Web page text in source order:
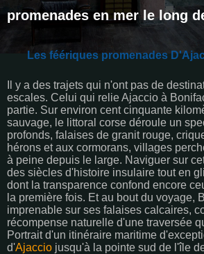
promenades en mer le long
Les féériques promenades
Il y a des trajets qui n'ont pas de
escales. Celui qui relie Ajaccio à
partie. Sur environ cent cinquante
sauvage, le littoral corse déroule un
profonds, falaises de granit rouge,
hérons et aux cormorans, villages
à peine depuis le large. Naviguer sur
des siècles d'histoire insulaire tout en
dont la transparence confond encore
la première fois. Et au bout du voyage,
imprenable sur ses falaises calcaires,
récompense naturelle d'une traversée
Portrait d'un itinéraire maritime
d'Ajaccio jusqu'à la pointe sud de l'île